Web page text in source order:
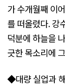
가 수개월째 이
를 떠올렸다. 강
덕분에 하늘을
긋한 목소리에
◆대량 실업과